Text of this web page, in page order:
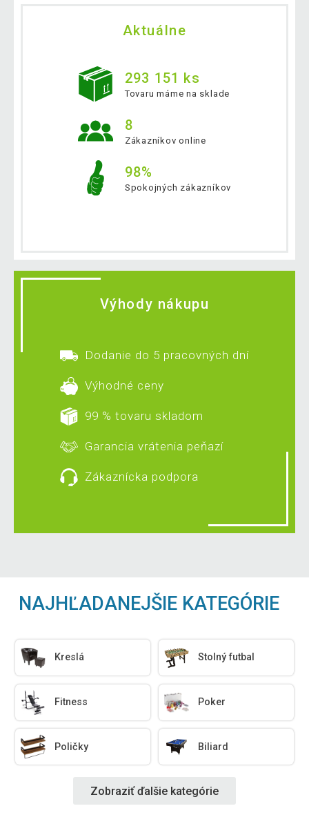
Aktuálne
293 151 ks
Tovaru máme na sklade
8
Zákazníkov online
98%
Spokojných zákazníkov
Výhody nákupu
Dodanie do 5 pracovných dní
Výhodné ceny
99 % tovaru skladom
Garancia vrátenia peňazí
Zákaznícka podpora
NAJHĽADANEJŠIE KATEGÓRIE
Kreslá Stolný futbal
Fitness Poker
Poličky Biliard
Zobraziť ďalšie kategórie